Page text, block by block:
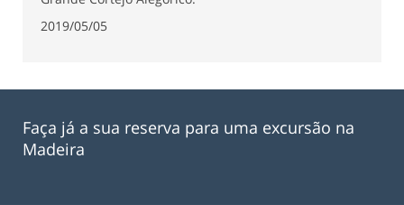
2019/05/05
Faça já a sua reserva para uma excursão na
Madeira